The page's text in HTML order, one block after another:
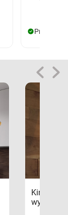
Produkt
Kinkiety